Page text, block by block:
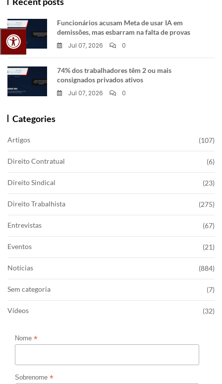
Funcionários acusam Meta de usar IA em
demissões, mas esbarram na falta de provas
Jul 07, 2026
0
74% dos trabalhadores têm 2 ou mais
consignados privados ativos
Jul 07, 2026
0
Categories
Artigos (107)
Direito Contratual (6)
Direito Sindical (23)
Direito Trabalhista (275)
Entrevistas (67)
Eventos (21)
Notícias (884)
Sem categoria (7)
Vídeos (32)
Nome *
Sobrenome *